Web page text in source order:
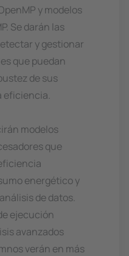
y modelos
Se darán las
y gestionar
que puedan
de sus
eficiencia.
modelos
que
energético y
de datos.
ejecución
avanzados
verán en más